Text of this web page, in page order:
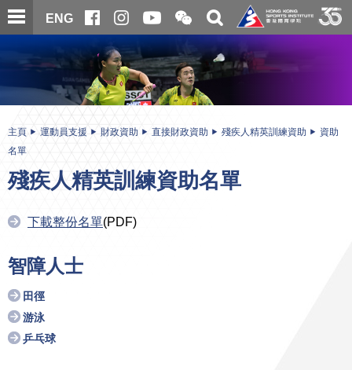
跳
至
內
ENG
開
合
微
信
二
維
碼
關
搜
尋
内
主頁 運動員支援 財政資助 直接財政資助 殘疾人精英訓練資助
資助
名單
殘疾人精英訓練資助名單
下載整份名單(PDF)
智障人士
田徑
游泳
乒乓球